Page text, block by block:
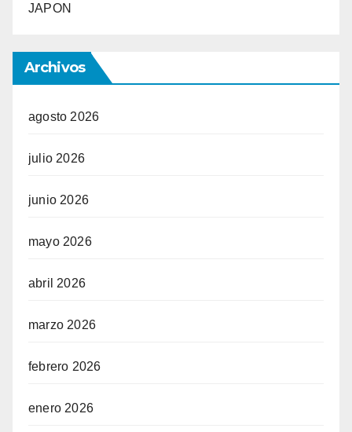
JAPON
Archivos
agosto 2026
julio 2026
junio 2026
mayo 2026
abril 2026
marzo 2026
febrero 2026
enero 2026